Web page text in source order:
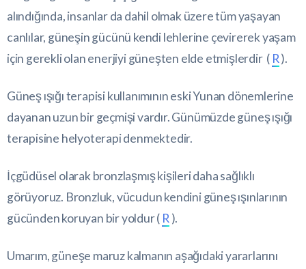
alındığında, insanlar da dahil olmak üzere tüm yaşayan
canlılar, güneşin gücünü kendi lehlerine çevirerek yaşam
için gerekli olan enerjiyi güneşten elde etmişlerdir ( R).
Güneş ışığı terapisi kullanımının eski Yunan dönemlerine
dayanan uzun bir geçmişi vardır. Günümüzde güneş ışığı
terapisine helyoterapi denmektedir.
İçgüdüsel olarak bronzlaşmış kişileri daha sağlıklı
görüyoruz. Bronzluk, vücudun kendini güneş ışınlarının
gücünden koruyan bir yoldur ( R).
Umarım, güneşe maruz kalmanın aşağıdaki yararlarını